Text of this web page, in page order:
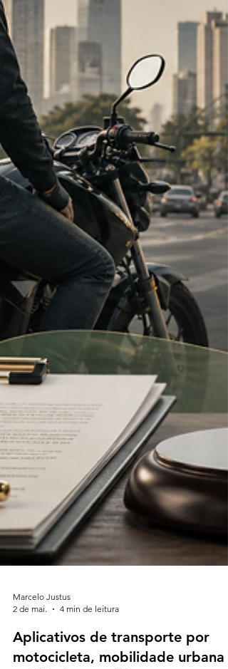
2 de mai.
4 min de leitura
Aplicativos de transporte por